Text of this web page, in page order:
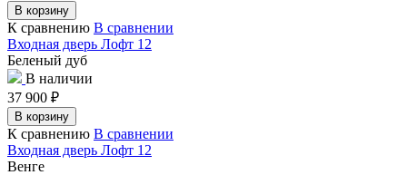
В корзину
К сравнению В сравнении
Входная дверь Лофт 12
Беленый дуб
В наличии
37 900 ₽
В корзину
К сравнению В сравнении
Входная дверь Лофт 12
Венге